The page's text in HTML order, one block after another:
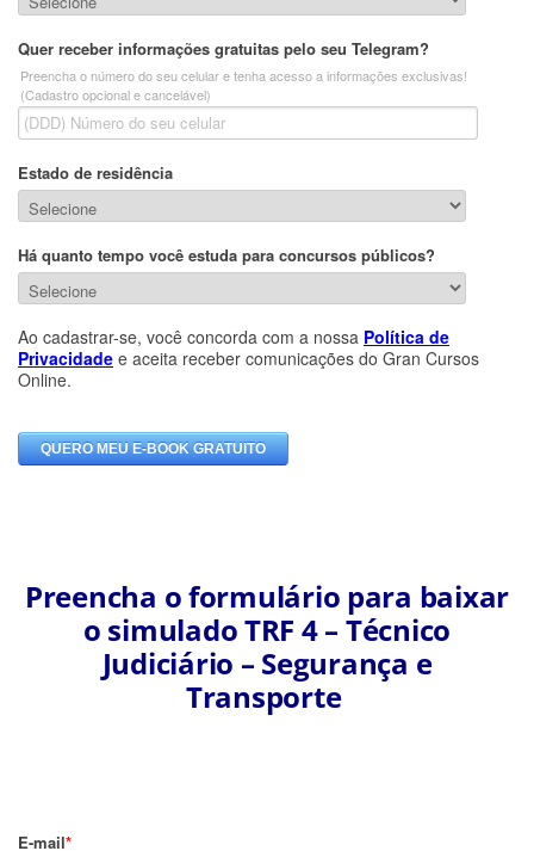
Preencha o formulário para baixar
o simulado TRF 4 – Técnico
Judiciário – Segurança e
Transporte